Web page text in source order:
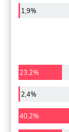
1,9%
23,2%
2,4%
40,2%